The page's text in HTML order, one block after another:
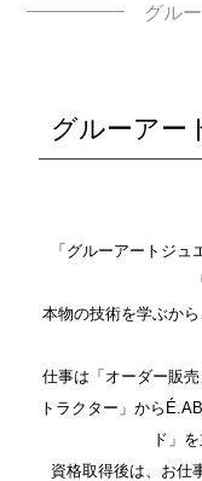
グル
グルーアー
「グルーアートジ
本物の技術を学ぶか
仕事は「オーダー販
トラクター」から
ド」
資格取得後は、お仕